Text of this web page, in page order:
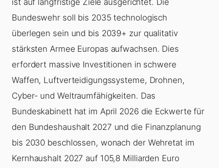
Bundeswehr soll bis 2035 technologisch
überlegen sein und bis 2039+ zur qualitativ
stärksten Armee Europas aufwachsen. Dies
erfordert massive Investitionen in schwere
Waffen, Luftverteidigungssysteme, Drohnen,
Cyber- und Weltraumfähigkeiten. Das
Bundeskabinett hat im April 2026 die Eckwerte für
den Bundeshaushalt 2027 und die Finanzplanung
bis 2030 beschlossen, wonach der Wehretat im
Kernhaushalt 2027 auf 105,8 Milliarden Euro